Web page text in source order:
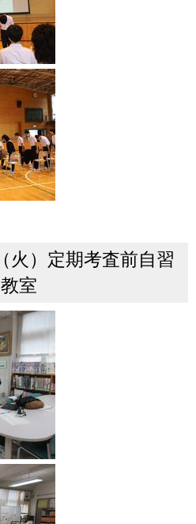
（火） 定期考査前自習
教室